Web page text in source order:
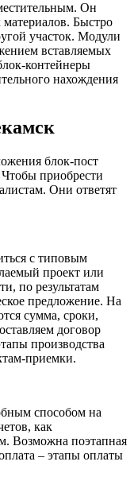
Он
материалов. Быстро
участок. Модули
вставляемых
контейнеры
нахождения
блок-пост
приобрести
Они ответят
с типовым
проект или
по результатам
предложение. На
сумма, сроки,
договор
производства
приемки.
способом на
как
Возможна поэтапная
– этапы оплаты